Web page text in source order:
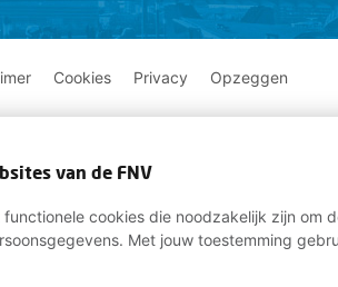
Cookies Privacy Opzeggen
van de FNV
functionele cookies die noodzakelijk zijn
Met jouw toestemming